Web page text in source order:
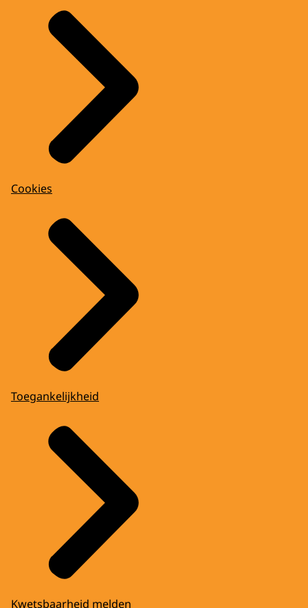
Cookies
Toegankelijkheid
Kwetsbaarheid melden